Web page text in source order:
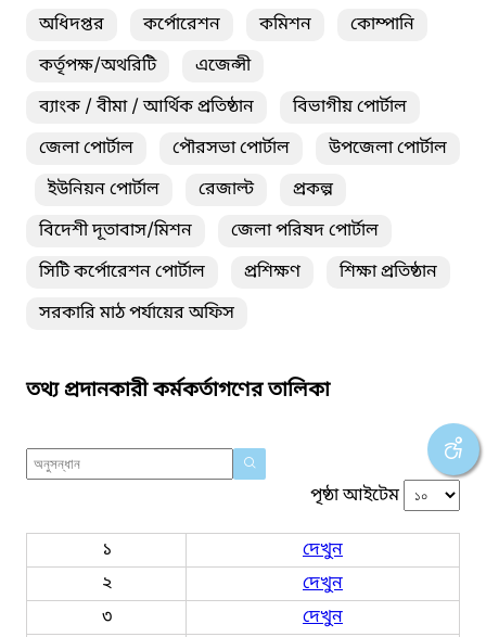
অধিদপ্তর
কর্পোরেশন কমিশন
কোম্পানি
কর্তৃপক্ষ/অথরিটি
এজেন্সী
ব্যাংক / বীমা / আর্থিক প্রতিষ্ঠান
বিভাগীয় পোর্টাল
জেলা পোর্টাল
পৌরসভা পোর্টাল
উপজেলা পোর্টাল
ইউনিয়ন পোর্টাল
রেজাল্ট
প্রকল্প
বিদেশী দূতাবাস/মিশন
জেলা পরিষদ পোর্টাল
সিটি কর্পোরেশন পোর্টাল
প্রশিক্ষণ
শিক্ষা প্রতিষ্ঠান
সরকারি মাঠ পর্যায়ের অফিস
তথ্য প্রদানকারী কর্মকর্তাগণের তালিকা
পৃষ্ঠা আইটেম
১
দেখুন
২
দেখুন
৩
দেখুন